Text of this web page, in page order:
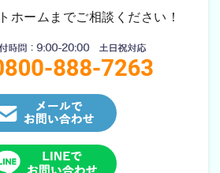
ホームまでご相談ください！